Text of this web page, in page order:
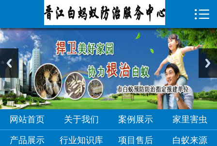
 首页
关于我们
案例展示
家里害虫
产品展示
行业知识库

网站首页 关于我们 案例展示 家里害虫
产品展示 行业知识库 项目售后 白蚁来源